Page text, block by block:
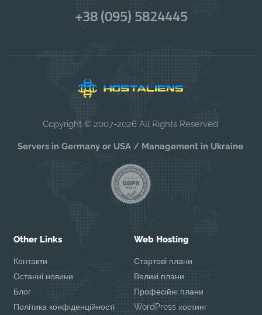
+38 (095) 5824445
Copyright © 2007-2026 All Rights Reserved
Servers in Germany or USA / Management in Ukraine
Other Links
Контакти
Останні новини
Блог
Політика конфіденційності
Web Hosting
Стартові плани
Великі плани
Професійні плани
WordPress хостинг